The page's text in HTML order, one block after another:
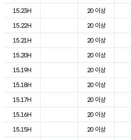
15.23H
20 이상
15.22H
20 이상
15.21H
20 이상
15.20H
20 이상
15.19H
20 이상
15.18H
20 이상
15.17H
20 이상
15.16H
20 이상
15.15H
20 이상